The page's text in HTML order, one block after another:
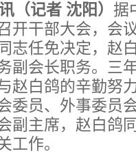
（记者 沈阳） 据
开干部大会，会
志任免决定，赵
副会长职务。三
赵白鸽的辛勤努
委员、外事委员
副主席，赵白鸽
工作。